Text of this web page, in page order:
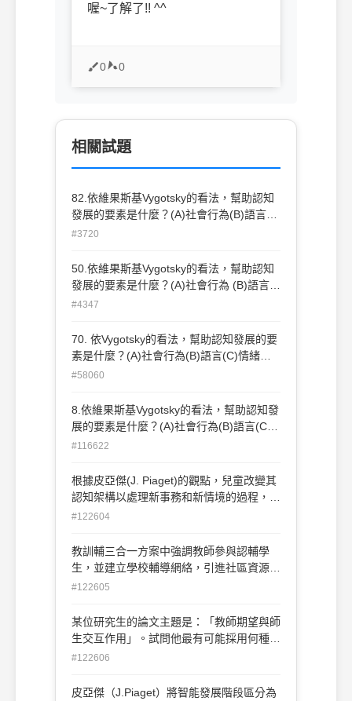
喔~了解了!! ^^
0 0
相關試題
82.依維果斯基Vygotsky的看法，幫助認知
發展的要素是什麼？(A)社會行為(B)語言
(C)情緒發展(D)記憶(E)圖像。
#3720
50.依維果斯基Vygotsky的看法，幫助認知
發展的要素是什麼？(A)社會行為 (B)語言
(C)情緒發展 (D)記憶
#4347
70. 依Vygotsky的看法，幫助認知發展的要
素是什麼？(A)社會行為(B)語言(C)情緒發
展(D)記憶。
#58060
8.依維果斯基Vygotsky的看法，幫助認知發
展的要素是什麼？(A)社會行為(B)語言(C)
情緒發展(D)記憶。
#116622
根據皮亞傑(J. Piaget)的觀點，兒童改變其
認知架構以處理新事務和新情境的過程，稱
為(A)順應(adaptation) (B)調適
(D)適應(adjustment) (E)以上皆非。(新竹
市)
#122604
教訓輔三合一方案中強調教師參與認輔學
生，並建立學校輔導網絡，引進社區資源共
同協助學生，背後的理論基礎為何？(A)學
理論(D)知識管理理論(E)鷹架理論。(新竹
市)
#122605
某位研究生的論文主題是：「教師期望與師
生交互作用」。試問他最有可能採用何種研
究方法？(A)問卷調查法(B)歷史研究法(C)
#122606
皮亞傑（J.Piaget）將智能發展階段區分為